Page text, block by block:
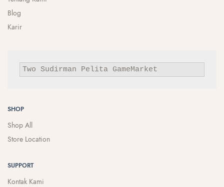
Blog
Karir
Two Sudirman Pelita GameMarket
SHOP
Shop All
Store Location
SUPPORT
Kontak Kami